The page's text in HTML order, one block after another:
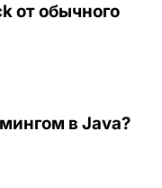
от обычного
в Java?